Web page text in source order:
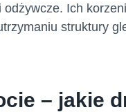
odżywcze. Ich
struktury
– jakie